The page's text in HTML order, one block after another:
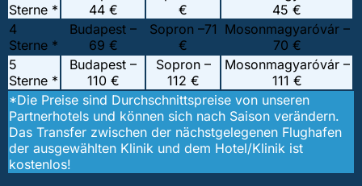
Sterne *
44 €
€
45 €
4
Sterne *
Budapest –
69 €
Sopron –71
€
Mosonmagyaróvár –
70 €
5
Sterne *
Budapest –
110 €
Sopron –
112 €
Mosonmagyaróvár –
111 €
*Die Preise sind Durchschnittspreise von unseren
Partnerhotels und können sich nach Saison verändern.
Das Transfer zwischen der nächstgelegenen Flughafen
der ausgewählten Klinik und dem Hotel/Klinik ist
kostenlos!